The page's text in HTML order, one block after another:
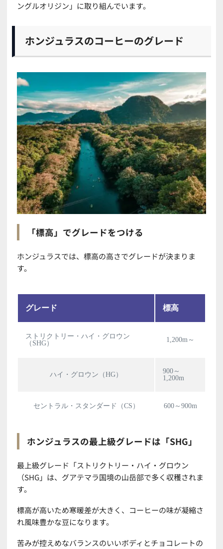
ングルオリジン」に取り組んでいます。
ホンジュラスのコーヒーのグレード
「標高」でグレードをつける
ホンジュラスでは、標高の高さでグレードが決まりま
す。
グレード 標高
ストリクトリー・ハイ・グロウン
（SHG）
1,200m～
ハイ・グロウン（HG）
900～
1,200m
セントラル・スタンダード（CS） 600～900m
ホンジュラスの最上級グレードは「SHG」
最上級グレード「ストリクトリー・ハイ・グロウン
（SHG」は、グアテマラ国境の山岳部で多く収穫されま
す。
標高が高いため寒暖差が大きく、コーヒーの味が凝縮さ
れ風味豊かな豆になります。
苦みが控えめなバランスのいいボディとチョコレートの